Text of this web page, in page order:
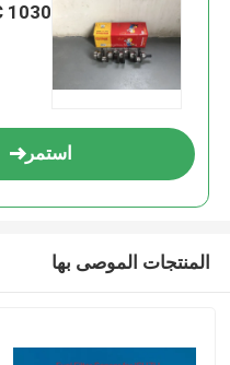
1030
استمر
المنتجات الموصى بها